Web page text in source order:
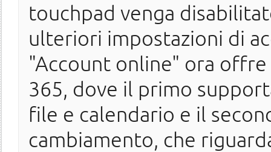
touchpad venga
ulteriori impostazioni di
"Account online" ora
365, dove il primo
file e calendario e il
cambiamento, che